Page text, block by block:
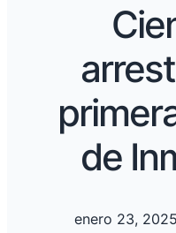
de
enero 23, 2025